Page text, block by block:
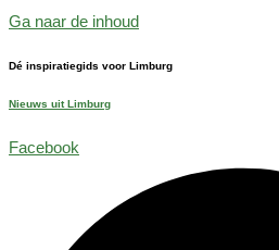
Ga naar de inhoud
Dé inspiratiegids voor Limburg
Nieuws uit Limburg
Facebook